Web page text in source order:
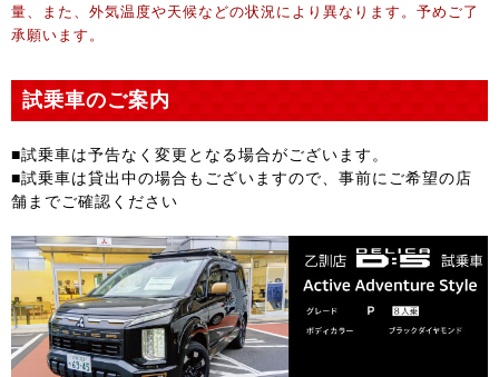
量、また、外気温度や天候などの状況により異なります。予めご了
承願います。
試乗車のご案内
■試乗車は予告なく変更となる場合がございます。
■試乗車は貸出中の場合もございますので、事前にご希望の店
舗までご確認ください